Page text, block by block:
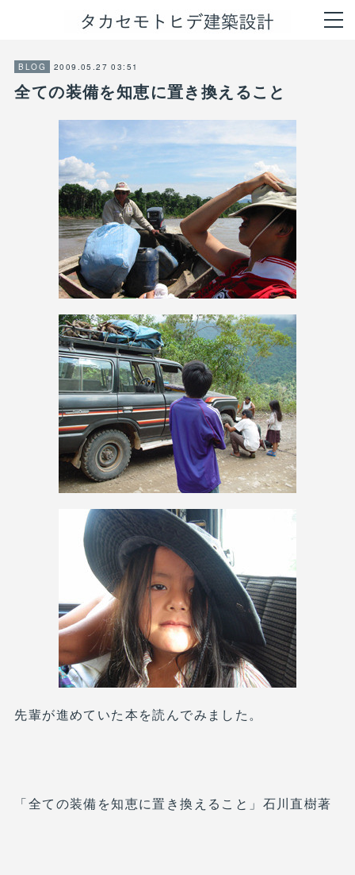
BLOG 2009.05.27 03:51
全ての装備を知恵に置き換えること
先輩が進めていた本を読んでみました。
「全ての装備を知恵に置き換えること」石川直樹著